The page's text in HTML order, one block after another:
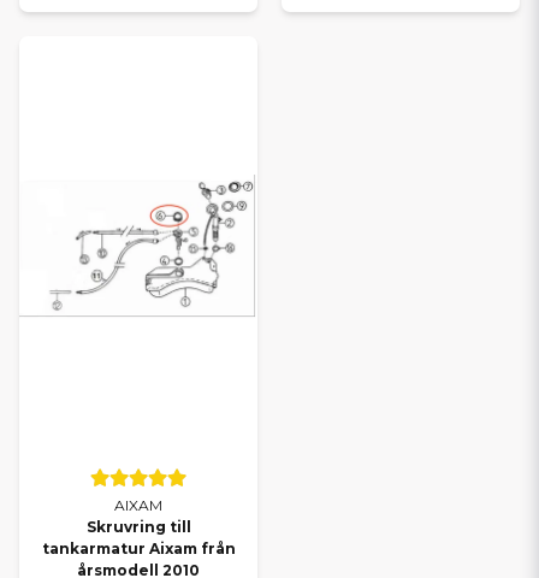
AIXAM
Skruvring till
tankarmatur Aixam från
årsmodell 2010